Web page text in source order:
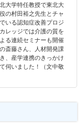
大学特任教授で東北大
の村田裕之先生とチャ
いる認知症改善プロジ
レッジでは介護の質を
る連続セミナーも開催
斎藤さん、人材開発課
、産学連携のきっかけ
伺いました！（文中敬